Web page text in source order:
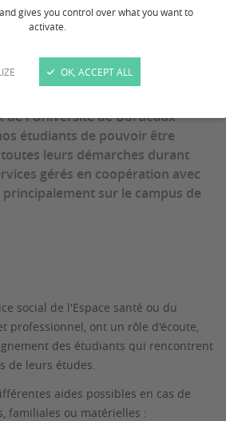
gives you control over what you want to
activate.
OK, ACCEPT ALL
2025
de l'Université de Bordeaux
étudiants de pouvoir être
leurs démarches durant
gérés en coopération avec
principalement sur le campus de
social de l'Espace santé ou du
professionnel, ont un rôle d'écoute,
des étudiants qui rencontrent
de leurs études.
aides possibles en cas de
familiales ou matérielles :